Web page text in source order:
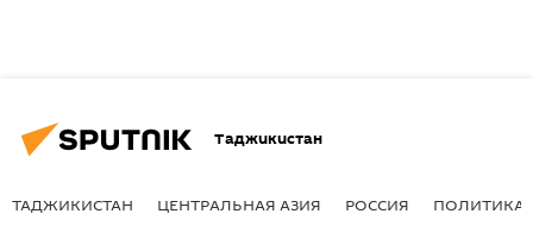
Таджикистан
ТАДЖИКИСТАН ЦЕНТРАЛЬНАЯ АЗИЯ РОССИЯ ПОЛИТИКА